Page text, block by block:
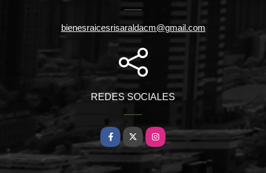
bienesraicesrisaraldacm@gmail.com
REDES SOCIALES
Facebook
X Instagram